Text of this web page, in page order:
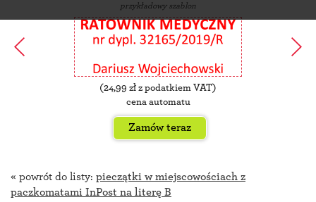
przykładowy szablon
(24,99 zł z podatkiem VAT)
cena automatu
Zamów teraz
« powrót do listy: pieczątki w miejscowościach z
paczkomatami InPost na literę B